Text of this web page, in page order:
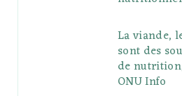
La viande,
sont des
de
ONU Info